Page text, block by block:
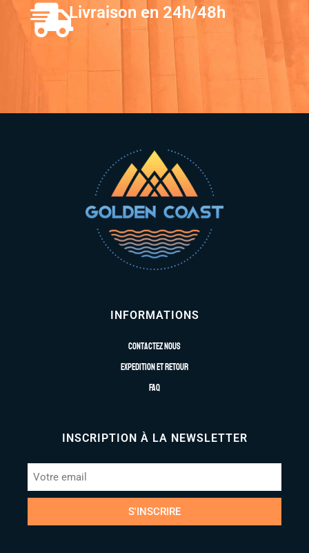
Livraison en 24h/48h
INFORMATIONS
Contactez nous
Expedition et retour
FAQ
INSCRIPTION À LA NEWSLETTER
S'INSCRIRE